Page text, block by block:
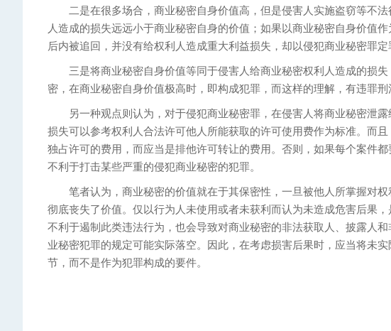
二是在很多场合，商业秘密自身价值高，但是侵害人实施盗窃等不法
人造成的损失远远小于商业秘密自身的价值；如果以商业秘密自身价值
后内被追回，并没有给权利人造成重大利益损失，却以侵犯商业秘密罪定
三是将商业秘密自身价值等同于侵害人给商业秘密权利人造成的损失
密，在商业秘密自身价值极高时，即构成犯罪，而这样的理解，有违罪刑
另一种观点则认为，对于侵犯商业秘密罪，在侵害人将商业秘密泄露
损失可以参考权利人合法许可他人所能获取的许可使用费作为标准。而
独占许可的费用，而应当是排他许可转让的费用。否则，如果每个案件
不利于打击某些严重的侵犯商业秘密的犯罪。
笔者认为，商业秘密的价值就在于其保密性，一旦被他人所掌握对权
彻底丧失了价值。仅以行为人未使用或者未获利而认为未造成危害后果
不利于遏制此类违法行为，也会导致对商业秘密的非法获取人、披露人
业秘密犯罪的规定可能实际落空。因此，在考虑损害后果时，应当将未
节，而不是作为犯罪构成的要件。